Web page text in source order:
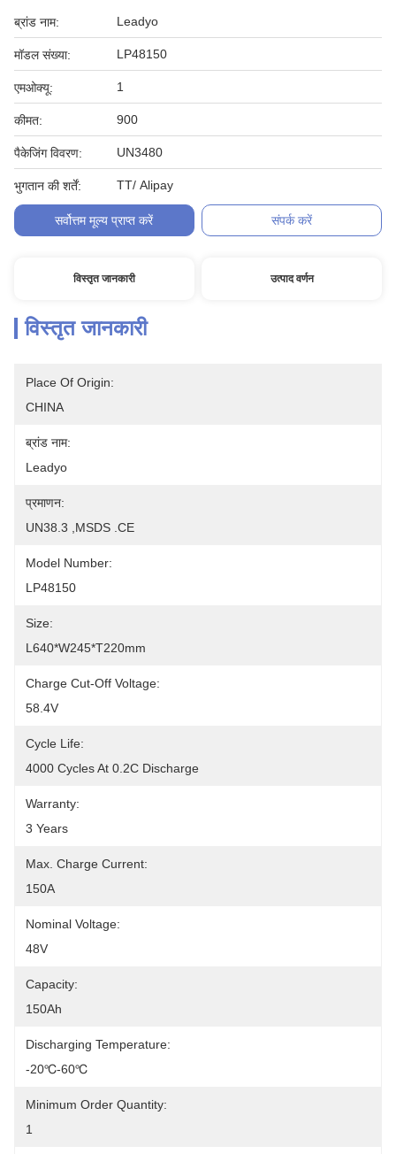
ब्रांड नाम: Leadyo
मॉडल संख्या: LP48150
एमओक्यू: 1
कीमत: 900
पैकेजिंग विवरण: UN3480
भुगतान की शर्तें: TT/ Alipay
सर्वोत्तम मूल्य प्राप्त करें संपर्क करें
विस्तृत जानकारी उत्पाद वर्णन
विस्तृत जानकारी
Place Of Origin:
CHINA
ब्रांड नाम:
Leadyo
प्रमाणन:
UN38.3 ,MSDS .CE
Model Number:
LP48150
Size:
L640*W245*T220mm
Charge Cut-Off Voltage:
58.4V
Cycle Life:
4000 Cycles At 0.2C Discharge
Warranty:
3 Years
Max. Charge Current:
150A
Nominal Voltage:
48V
Capacity:
150Ah
Discharging Temperature:
-20℃-60℃
Minimum Order Quantity:
1